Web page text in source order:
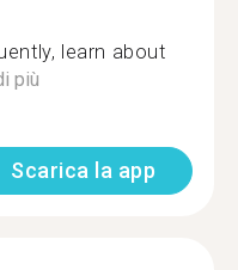
learn about
più
Scarica la app